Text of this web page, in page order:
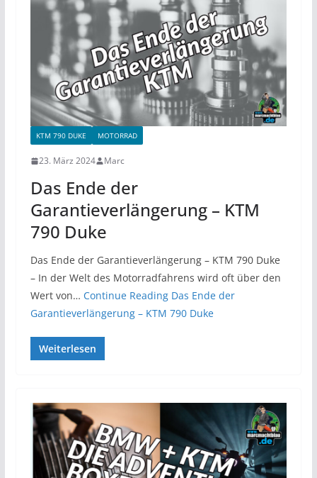
KTM 790 DUKE MOTORRAD
23. März 2024 Marc
Das Ende der
Garantieverlängerung – KTM
790 Duke
Das Ende der Garantieverlängerung – KTM 790 Duke
– In der Welt des Motorradfahrens wird oft über den
Wert von… Continue ReadingDas Ende der
Garantieverlängerung – KTM 790 Duke
Weiterlesen